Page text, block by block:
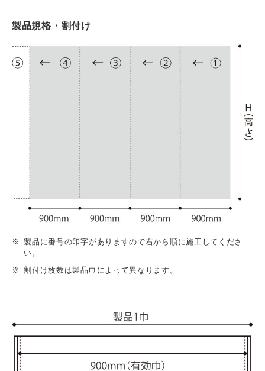
製品規格・割付け
製品に番号の印字がありますので右から順に施工してくださ
い。
割付け枚数は製品巾によって異なります。